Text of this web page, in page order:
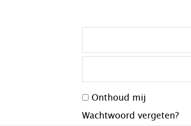
Onthoud mij
Wachtwoord vergeten?